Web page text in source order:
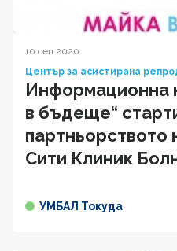
10 сеп 2020
Център за асистирана
Информационна
в бъдеще“
Сити Клиник
УМБАЛ Токуда